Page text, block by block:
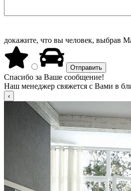
докажите, что вы человек, выбрав
Спасибо за Ваше сообщение!
Наш менеджер свяжется с Вами в